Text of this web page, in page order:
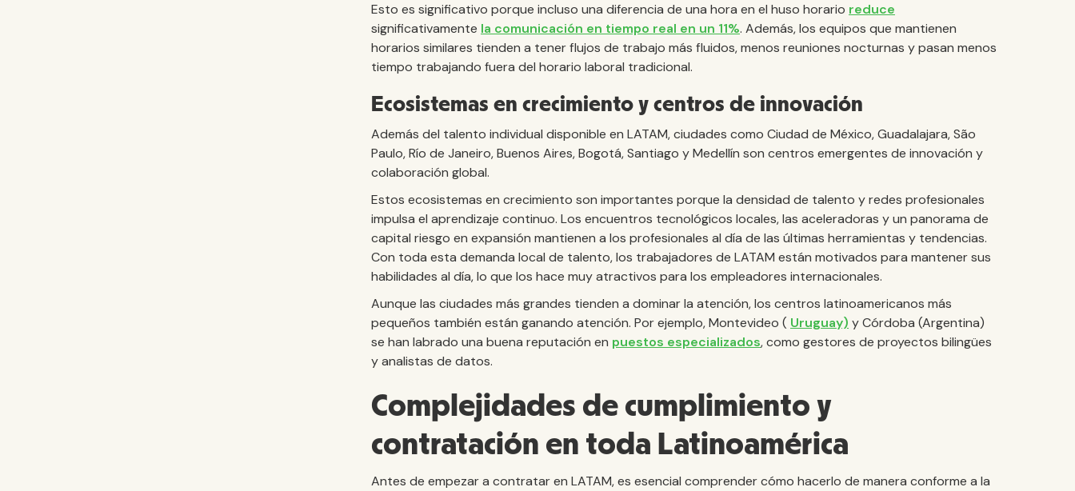
Esto es significativo porque incluso una diferencia de una hora en el huso horario reduce
significativamente la comunicación en tiempo real en un 11%. Además, los equipos que mantienen
horarios similares tienden a tener flujos de trabajo más fluidos, menos reuniones nocturnas y pasan menos
tiempo trabajando fuera del horario laboral tradicional.
Ecosistemas en crecimiento y centros de innovación
Además del talento individual disponible en LATAM, ciudades como Ciudad de México, Guadalajara, São
Paulo, Río de Janeiro, Buenos Aires, Bogotá, Santiago y Medellín son centros emergentes de innovación y
colaboración global.
Estos ecosistemas en crecimiento son importantes porque la densidad de talento y redes profesionales
impulsa el aprendizaje continuo. Los encuentros tecnológicos locales, las aceleradoras y un panorama de
capital riesgo en expansión mantienen a los profesionales al día de las últimas herramientas y tendencias.
Con toda esta demanda local de talento, los trabajadores de LATAM están motivados para mantener sus
habilidades al día, lo que los hace muy atractivos para los empleadores internacionales.
Aunque las ciudades más grandes tienden a dominar la atención, los centros latinoamericanos más
pequeños también están ganando atención. Por ejemplo, Montevideo ( Uruguay) y Córdoba (Argentina)
se han labrado una buena reputación en puestos especializados, como gestores de proyectos bilingües
y analistas de datos.
Complejidades de cumplimiento y
contratación en toda Latinoamérica
Antes de empezar a contratar en LATAM, es esencial comprender cómo hacerlo de manera conforme a la